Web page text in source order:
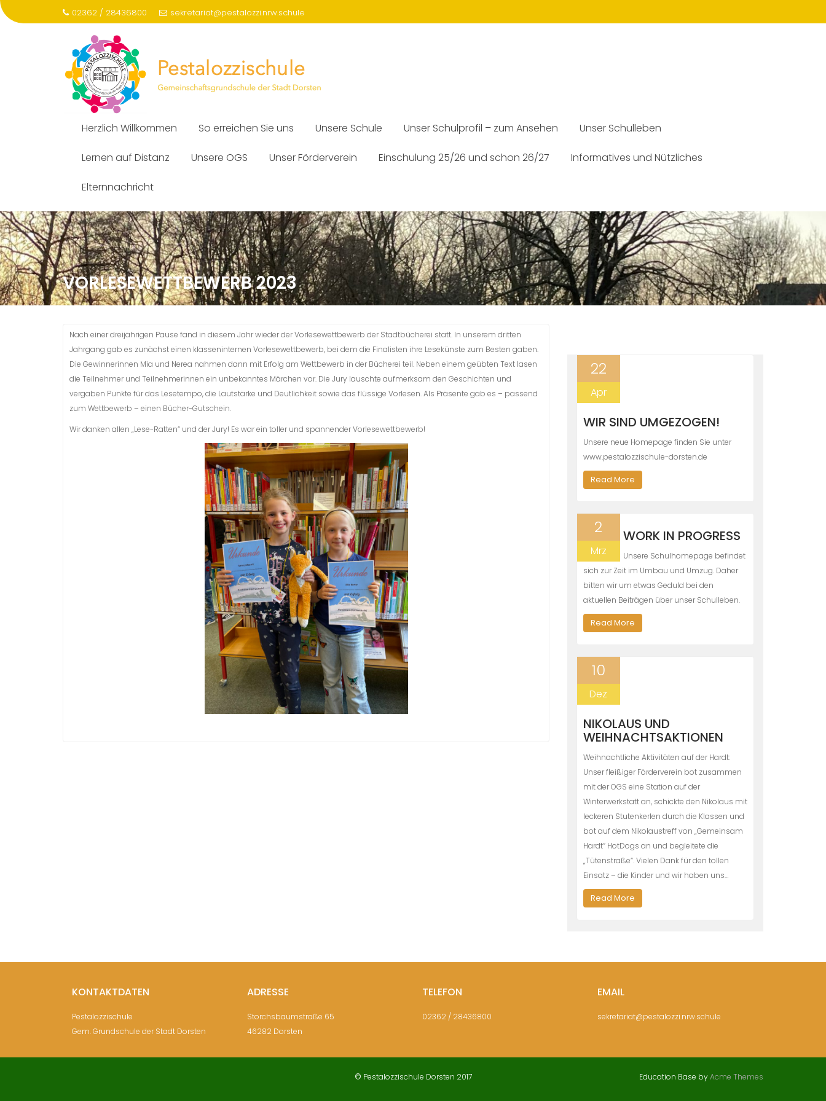
Skip
02362 / 28436800 sekretariat@pestalozzi.nrw.schule
Herzlich Willkommen So erreichen Sie uns Unsere Schule Unser Schulprofil – zum Ansehen Unser Schulleben
Lernen auf Distanz Unsere OGS Unser Förderverein Einschulung 25/26 und schon 26/27 Informatives und Nützliches
Elternnachricht
VORLESEWETTBEWERB 2023
Nach einer dreijährigen Pause fand in diesem Jahr wieder der Vorlesewettbewerb der Stadtbücherei statt. In unserem dritten
Jahrgang gab es zunächst einen klasseninternen Vorlesewettbewerb, bei dem die Finalisten ihre Lesekünste zum Besten gaben.
Die Gewinnerinnen Mia und Nerea nahmen dann mit Erfolg am Wettbewerb in der Bücherei teil. Neben einem geübten Text lasen
die Teilnehmer und Teilnehmerinnen ein unbekanntes Märchen vor. Die Jury lauschte aufmerksam den Geschichten und
vergaben Punkte für das Lesetempo, die Lautstärke und Deutlichkeit sowie das flüssige Vorlesen. Als Präsente gab es – passend
zum Wettbewerb – einen Bücher-Gutschein.
Wir danken allen „Lese-Ratten“ und der Jury! Es war ein toller und spannender Vorlesewettbewerb!
22
Apr
WIR SIND UMGEZOGEN!
Unsere neue Homepage finden Sie unter
www.pestalozzischule-dorsten.de
Read More
2
Mrz
WORK IN PROGRESS
Unsere Schulhomepage befindet
sich zur Zeit im Umbau und Umzug. Daher
bitten wir um etwas Geduld bei den
aktuellen Beiträgen über unser Schulleben.
Read More
10
Dez
NIKOLAUS UND
WEIHNACHTSAKTIONEN
Weihnachtliche Aktivitäten auf der Hardt:
Unser fleißiger Förderverein bot zusammen
mit der OGS eine Station auf der
Winterwerkstatt an, schickte den Nikolaus mit
leckeren Stutenkerlen durch die Klassen und
bot auf dem Nikolaustreff von „Gemeinsam
Hardt“ HotDogs an und begleitete die
„Tütenstraße“. Vielen Dank für den tollen
Einsatz – die Kinder und wir haben uns…
Read More
KONTAKTDATEN
Pestalozzischule
Gem. Grundschule der Stadt Dorsten
ADRESSE
Storchsbaumstraße 65
46282 Dorsten
TELEFON
02362 / 28436800
EMAIL
sekretariat@pestalozzi.nrw.schule
© Pestalozzischule Dorsten 2017 Education Base byAcme Themes